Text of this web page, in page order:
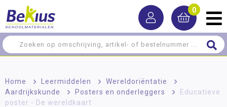
0
Home > Leermiddelen > Wereldoriëntatie
>
Aardrijkskunde
> Posters en onderleggers >
Educatieve
poster - De wereldkaart